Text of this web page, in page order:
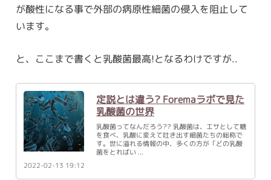
が酸性になる事で外部の病原性細菌の侵入を阻止して
います。
と、ここまで書くと乳酸菌最高!となるわけですが..
定説とは違う? Foremaラボで見た
乳酸菌の世界
乳酸菌ってなんだろう?? 乳酸菌は、エサとして糖
を食べ、乳酸に変えて吐き出す細菌たちの総称で
す。世に溢れる情報の中、多くの方が「どの乳酸
菌をとればい
2022-02-13 19:12